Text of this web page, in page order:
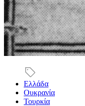
Ελλάδα
Ουκρανία
Τουρκία